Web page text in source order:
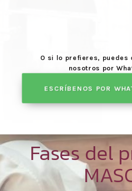
O si lo prefieres, puedes
nosotros por
ESCRÍBENOS POR
Fases del